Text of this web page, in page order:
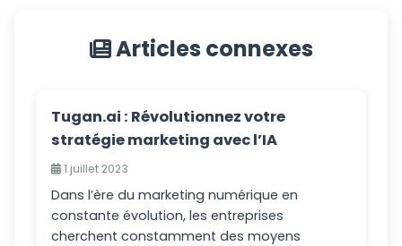
Articles connexes
Tugan.ai : Révolutionnez votre
stratégie marketing avec l’IA
1 juillet 2023
Dans l’ère du marketing numérique en
constante évolution, les entreprises
cherchent constamment des moyens